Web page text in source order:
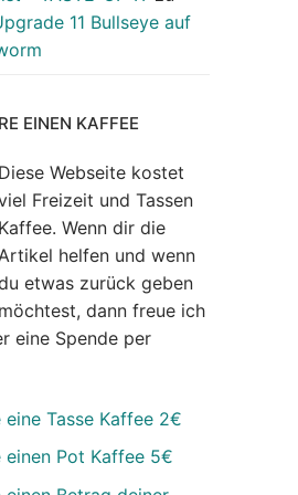
11 Bullseye auf
EINEN KAFFEE
Diese Webseite kostet
Freizeit und Tassen
Kaffee. Wenn dir die
helfen und wenn
etwas zurück geben
möchtest, dann freue ich
eine Spende per
eine Tasse Kaffee 2€
einen Pot Kaffee 5€